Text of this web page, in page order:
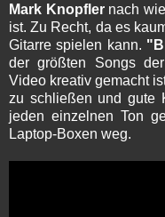
Mark Knopflernach
ist. Zu Recht, da es
Gitarre spielen kann.
der größten Songs
Video kreativ gemacht
zu schließen und gute
jeden einzelnen Ton
Laptop-Boxen weg.